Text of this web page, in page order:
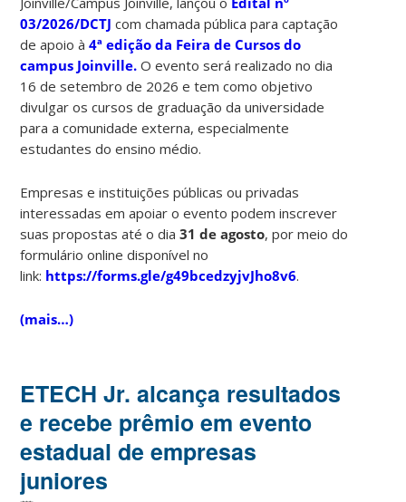
03/2026/DCTJ com chamada pública para captação
de apoio à4ª edição da Feira de Cursos do
campus Joinville. O evento será realizado no dia
16 de setembro de 2026 e tem como objetivo
divulgar os cursos de graduação da universidade
para a comunidade externa, especialmente
estudantes do ensino médio.
Empresas e instituições públicas ou privadas
interessadas em apoiar o evento podem inscrever
suas propostas até o dia31 de agosto, por meio do
formulário online disponível no
link: https://forms.gle/g49bcedzyjvJho8v6.
(mais…)
ETECH Jr. alcança resultados
e recebe prêmio em evento
estadual de empresas
juniores